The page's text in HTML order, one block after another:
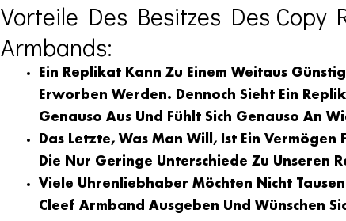
Vorteile Des Besitzes Des Copy
Armbands:
Ein Replikat Kann Zu Einem Weitaus
Erworben Werden. Dennoch Sieht Ein
Genauso Aus Und Fühlt Sich Genauso An
Das Letzte, Was Man Will, Ist Ein Vermögen
Die Nur Geringe Unterschiede Zu Unseren
Viele Uhrenliebhaber Möchten Nicht
Cleef Armband Ausgeben Und Wünschen